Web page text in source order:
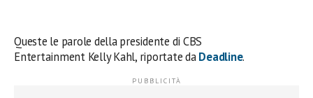
Queste le parole della presidente di CBS
Entertainment Kelly Kahl, riportate daDeadline.